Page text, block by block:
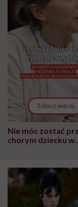
Zobacz więcej
Nie móc zostać
chorym dziecku w
może chyba tylko
głupota i brak
wyobraźni"